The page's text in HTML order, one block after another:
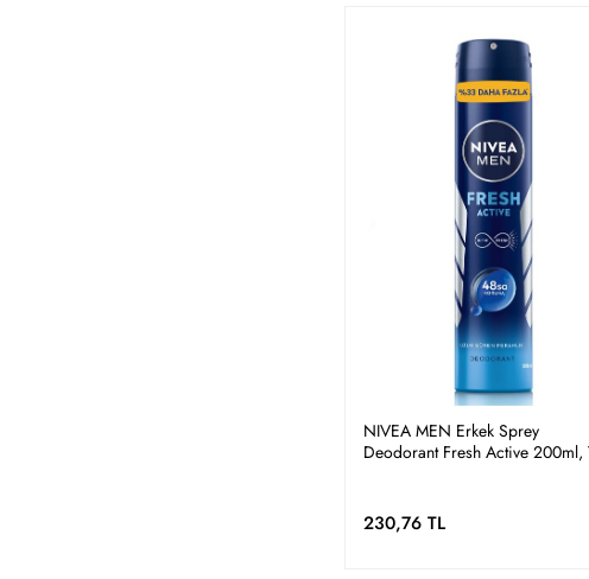
NIVEA MEN Erkek Sprey
Deodorant Fresh Active 200ml,
230,76 TL